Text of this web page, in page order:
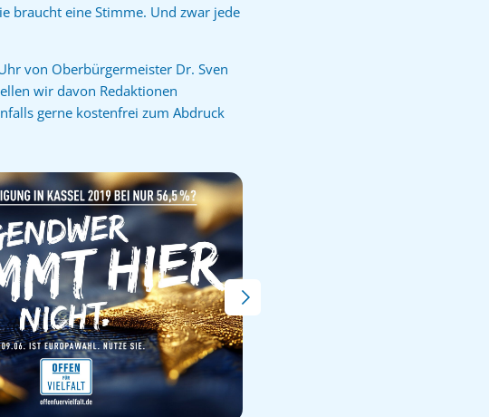
braucht eine Stimme. Und zwar jede
von Oberbürgermeister Dr. Sven
wir davon Redaktionen
gerne kostenfrei zum Abdruck